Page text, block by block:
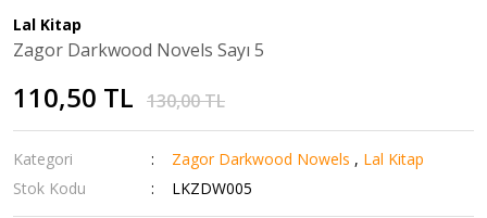
Lal Kitap
Zagor Darkwood Novels Sayı 5
110,50 TL 130,00 TL
Kategori Zagor Darkwood Nowels , Lal Kitap
Stok Kodu
LKZDW005